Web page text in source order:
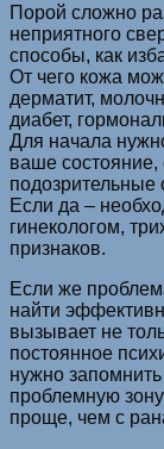
Порой сложно
неприятного
способы, как
От чего кожа
дерматит,
диабет,
Для начала
ваше состояние,
Если да –
гинекологом,
признаков.
Если же
найти
вызывает не
постоянное
нужно
проблемную
проще, чем с